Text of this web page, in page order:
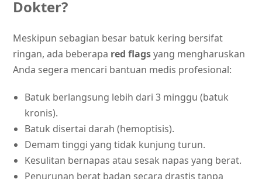
Dokter?
Meskipun sebagian besar batuk kering bersifat
ringan, ada beberapa red flagsyang mengharuskan
Anda segera mencari bantuan medis profesional:
Batuk berlangsung lebih dari 3 minggu (batuk
kronis).
Batuk disertai darah (hemoptisis).
Demam tinggi yang tidak kunjung turun.
Kesulitan bernapas atau sesak napas yang berat.
Penurunan berat badan secara drastis tanpa